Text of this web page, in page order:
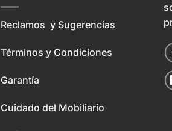
Reclamos y Sugerencias
Términos y Condiciones
Garantía
Cuidado del Mobiliario